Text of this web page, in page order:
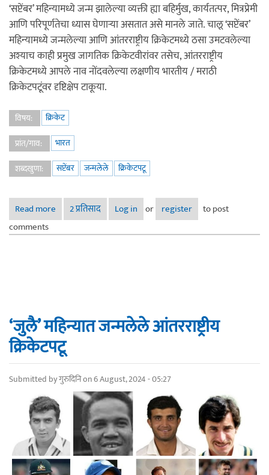
‘सप्टेंबर’ महिन्यामध्ये जन्म झालेल्या व्यक्ती ह्या बहिर्मुख, कार्यतत्पर, मित्रप्रेमी
आणि परिपूर्णतेचा ध्यास घेणाऱ्या असतात असे मानले जाते. चालू ‘सप्टेंबर’
महिन्यामध्ये जन्मलेल्या आणि आंतरराष्ट्रीय क्रिकेटमध्ये ठसा उमटवलेल्या
अश्याच काही प्रमुख जागतिक क्रिकेटवीरांवर तसेच, आंतरराष्ट्रीय
क्रिकेटमध्ये आपले नाव नोंदवलेल्या लक्षणीय भारतीय / मराठी
क्रिकेटपटूंवर दृष्टिक्षेप टाकूया.
विषय:
क्रिकेट
प्रांत/गाव:
भारत
शब्दखुणा:
सप्टेंबर जन्मलेले क्रिकेटपटू
Read more about ‘सप्टेंबर’ महिन्यात जन्मलेले आंतरराष्ट्रीय क्रिकेटपटू
2 प्रतिसाद Log in or register
to post
comments
‘जुलै’ महिन्यात जन्मलेले आंतरराष्ट्रीय
क्रिकेटपटू
Submitted byगुरुदिनिon 6 August, 2024 - 05:27